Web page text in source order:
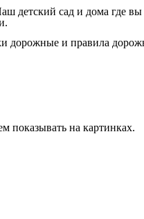
сад и дома где
дорожные и правила
показывать на картинках.